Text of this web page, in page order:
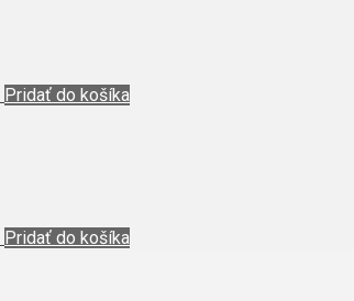
Pridať do košíka
Pridať do košíka